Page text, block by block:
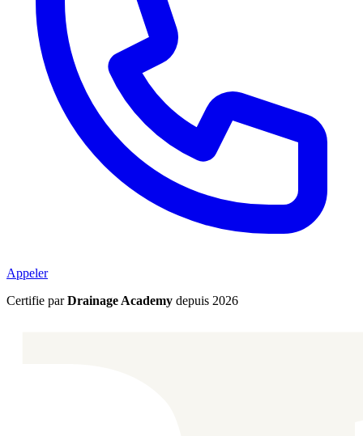
Appeler
Certifie parDrainage Academy depuis 2026